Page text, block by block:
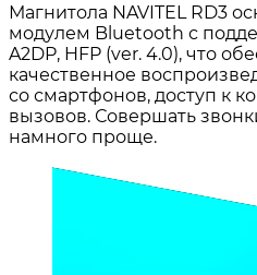
Магнитола NAVITEL RD3
модулем Bluetooth с
A2DP, HFP (ver. 4.0), что
качественное
со смартфонов, доступ к
вызовов. Совершать
намного проще.